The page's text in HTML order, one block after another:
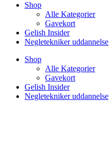
Shop
Alle Kategorier
Gavekort
Gelish Insider
Negletekniker uddannelse
Shop
Alle Kategorier
Gavekort
Gelish Insider
Negletekniker uddannelse